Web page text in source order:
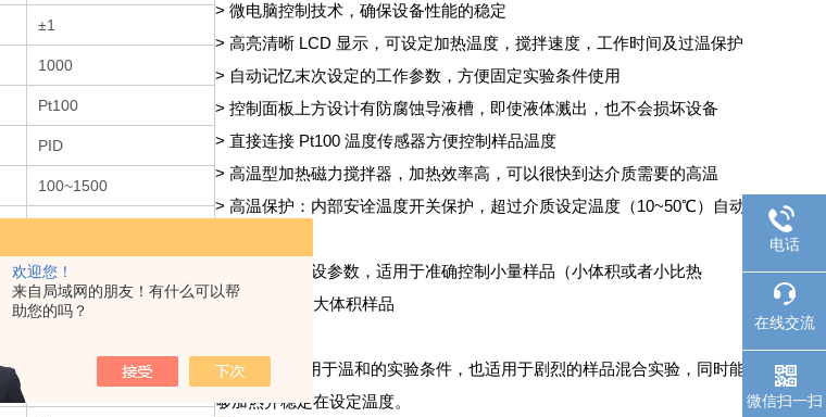
欢迎您！
来自局域网的朋友！有什么可以帮
助您的吗？
±1
1000
Pt100
PID
100~1500
LCD 数字显示/ 旋钮操作
1~1999min / 连续
180×180
> 微电脑控制技术，确保设备性能的稳定
> 高亮清晰 LCD 显示，可设定加热温度，搅拌速度，工作时间及过温保护
> 自动记忆末次设定的工作参数，方便固定实验条件使用
> 控制面板上方设计有防腐蚀导液槽，即使液体溅出，也不会损坏设备
> 直接连接 Pt100 温度传感器方便控制样品温度
> 高温型加热磁力搅拌器，加热效率高，可以很快到达介质需要的高温
> 高温保护：内部安诠温度开关保护，超过介质设定温度（10~50℃）自动
> 3 套 PID 预设参数，适用于准确控制小量样品（小体积或者小比热
容），和加热大体积样品
WH260 既适用于温和的实验条件，也适用于剧烈的样品混合实验，同时能
够加热并稳定在设定温度。
电话
在线交流
微信扫一扫